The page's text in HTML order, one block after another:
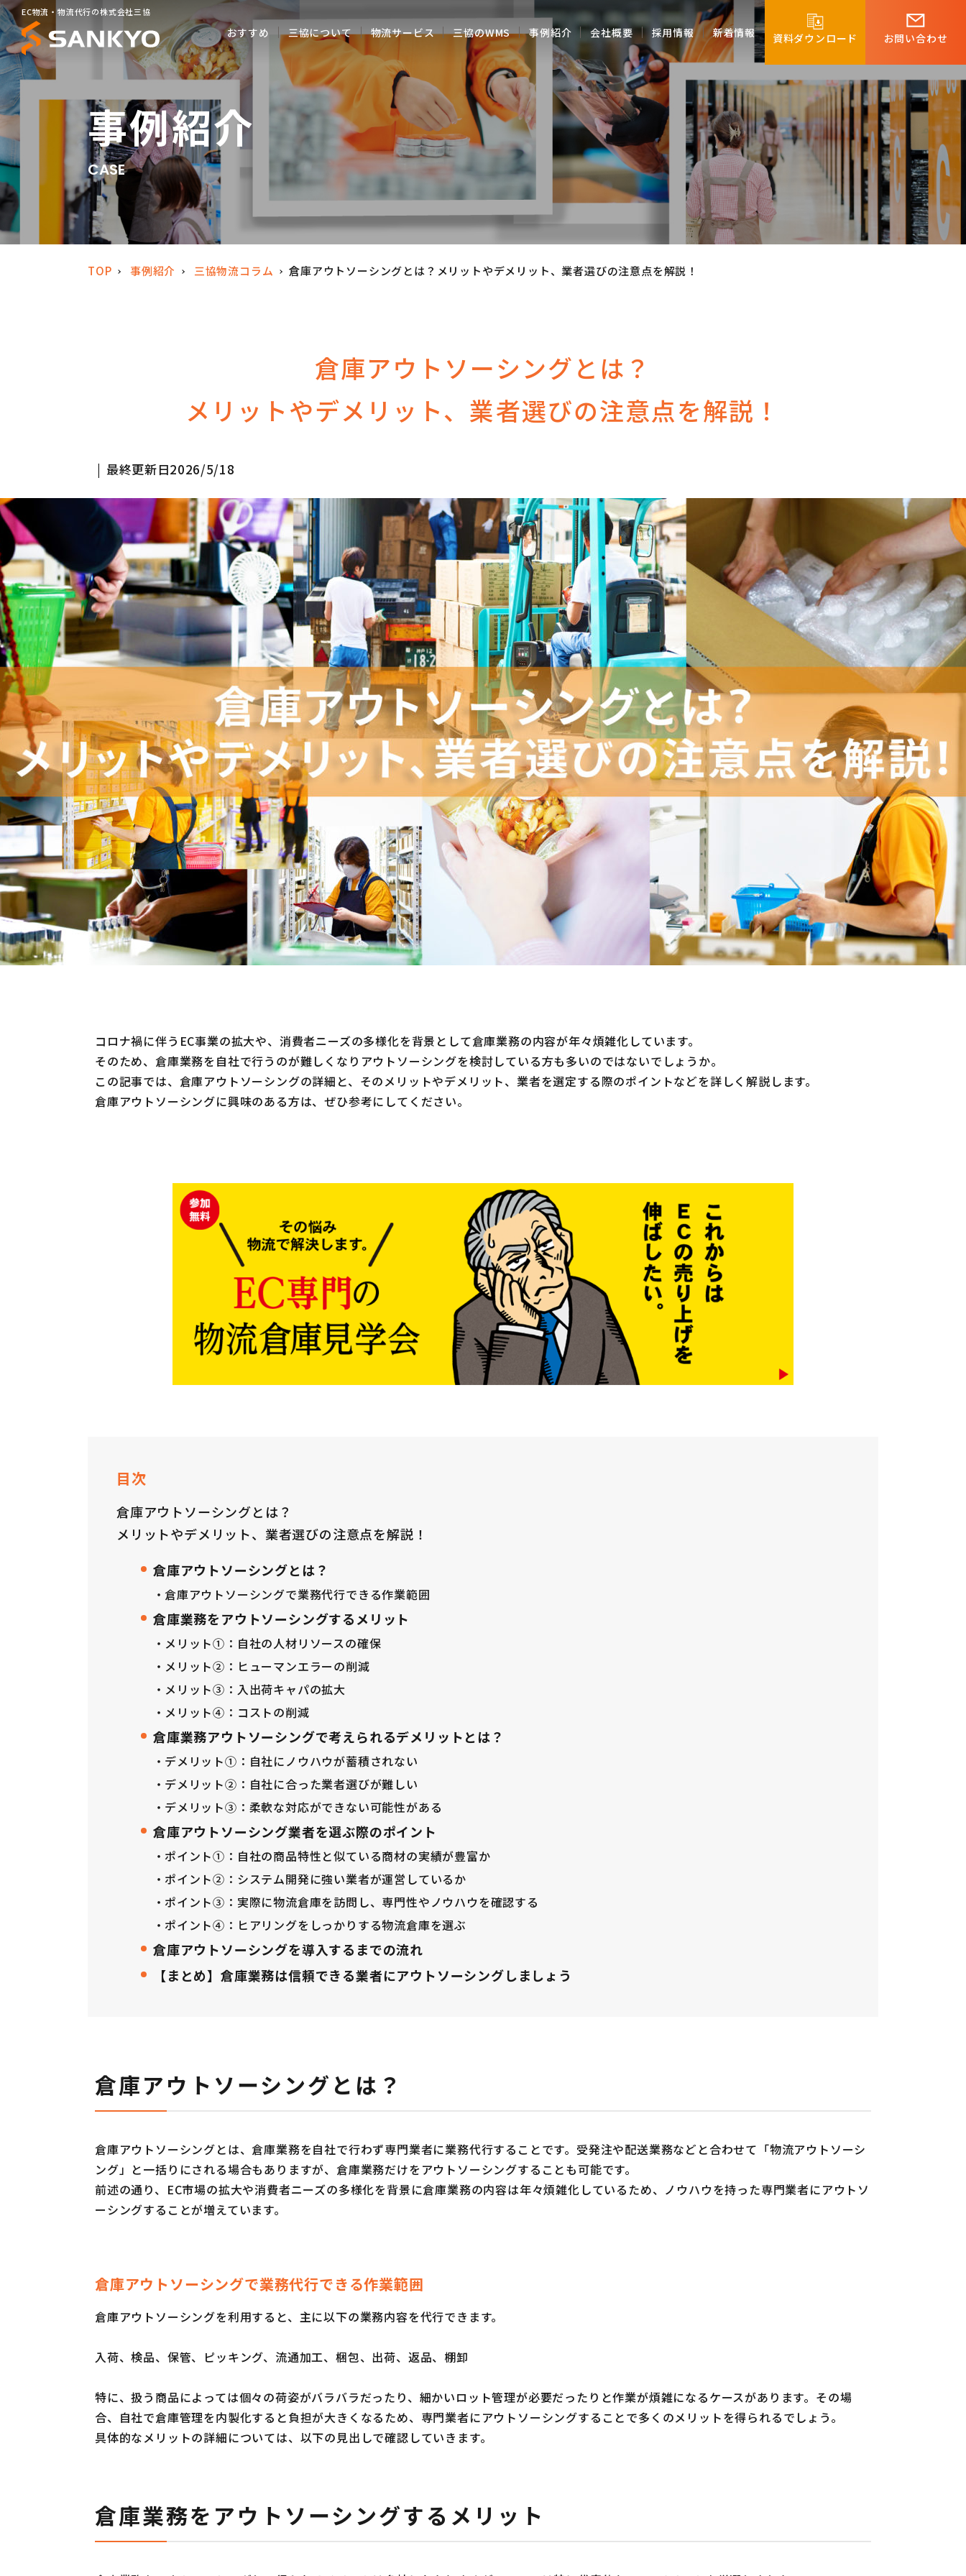
EC物流・物流代行の株式会社三協
おすすめ 三協について 物流サービス 三協のWMS 事例紹介 会社概要 採用情報 新着情報 資料ダウンロード お問い合わせ
事例紹介
CASE
TOP 事例紹介 三協物流コラム 倉庫アウトソーシングとは？メリットやデメリット、業者選びの注意点を解説！
倉庫アウトソーシングとは？
メリットやデメリット、業者選びの注意点を解説！
最終更新日2026/5/18
コロナ禍に伴うEC事業の拡大や、消費者ニーズの多様化を背景として倉庫業務の内容が年々煩雑化しています。
そのため、倉庫業務を自社で行うのが難しくなりアウトソーシングを検討している方も多いのではないでしょうか。
この記事では、倉庫アウトソーシングの詳細と、そのメリットやデメリット、業者を選定する際のポイントなどを詳しく解説します。
倉庫アウトソーシングに興味のある方は、ぜひ参考にしてください。
目次
倉庫アウトソーシングとは？
メリットやデメリット、業者選びの注意点を解説！
倉庫アウトソーシングとは？
倉庫アウトソーシングで業務代行できる作業範囲
倉庫業務をアウトソーシングするメリット
メリット①：自社の人材リソースの確保
メリット②：ヒューマンエラーの削減
メリット③：入出荷キャパの拡大
メリット④：コストの削減
倉庫業務アウトソーシングで考えられるデメリットとは？
デメリット①：自社にノウハウが蓄積されない
デメリット②：自社に合った業者選びが難しい
デメリット③：柔軟な対応ができない可能性がある
倉庫アウトソーシング業者を選ぶ際のポイント
ポイント①：自社の商品特性と似ている商材の実績が豊富か
ポイント②：システム開発に強い業者が運営しているか
ポイント③：実際に物流倉庫を訪問し、専門性やノウハウを確認する
ポイント④：ヒアリングをしっかりする物流倉庫を選ぶ
倉庫アウトソーシングを導入するまでの流れ
【まとめ】倉庫業務は信頼できる業者にアウトソーシングしましょう
倉庫アウトソーシングとは？
倉庫アウトソーシングとは、倉庫業務を自社で行わず専門業者に業務代行することです。受発注や配送業務などと合わせて「物流アウトソーシ
ング」と一括りにされる場合もありますが、倉庫業務だけをアウトソーシングすることも可能です。
前述の通り、EC市場の拡大や消費者ニーズの多様化を背景に倉庫業務の内容は年々煩雑化しているため、ノウハウを持った専門業者にアウトソ
ーシングすることが増えています。
倉庫アウトソーシングで業務代行できる作業範囲
倉庫アウトソーシングを利用すると、主に以下の業務内容を代行できます。
入荷、検品、保管、ピッキング、流通加工、梱包、出荷、返品、棚卸
特に、扱う商品によっては個々の荷姿がバラバラだったり、細かいロット管理が必要だったりと作業が煩雑になるケースがあります。その場
合、自社で倉庫管理を内製化すると負担が大きくなるため、専門業者にアウトソーシングすることで多くのメリットを得られるでしょう。
具体的なメリットの詳細については、以下の見出しで確認していきます。
倉庫業務をアウトソーシングするメリット